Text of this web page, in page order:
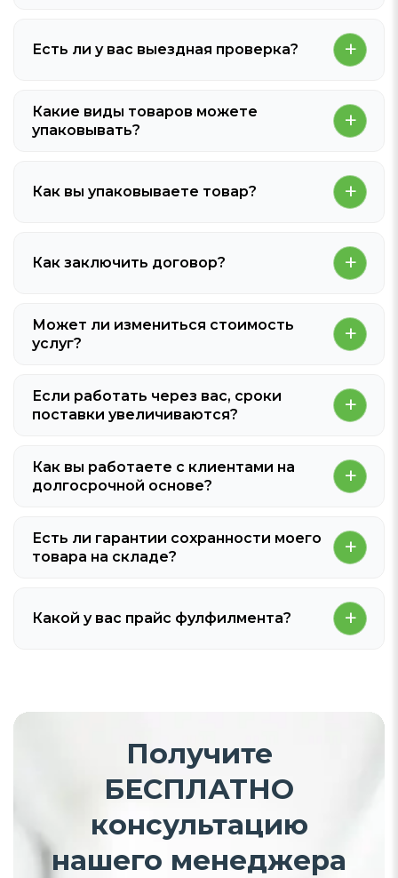
Есть ли у вас выездная проверка?
Какие виды товаров можете
упаковывать?
Как вы упаковываете товар?
Как заключить договор?
Может ли измениться стоимость
услуг?
Если работать через вас, сроки
поставки увеличиваются?
Как вы работаете с клиентами на
долгосрочной основе?
Есть ли гарантии сохранности моего
товара на складе?
Какой у вас прайс фулфилмента?
Получите
БЕСПЛАТНО
консультацию
нашего менеджера